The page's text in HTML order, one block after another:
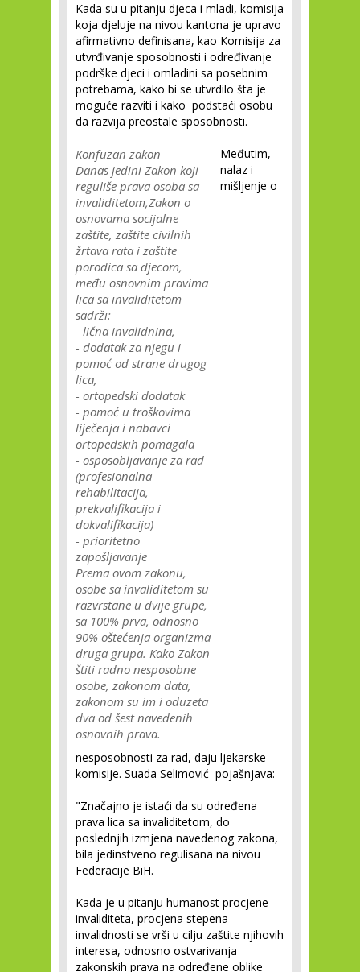
Kada su u pitanju djeca i mladi, komisija
koja djeluje na nivou kantona je upravo
afirmativno definisana, kao Komisija za
utvrđivanje sposobnosti i određivanje
podrške djeci i omladini sa posebnim
potrebama, kako bi se utvrdilo šta je
moguće razviti i kako podstaći osobu
da razvija preostale sposobnosti.
Konfuzan zakon
Danas jedini Zakon koji
reguliše prava osoba sa
invaliditetom,Zakon o
osnovama socijalne
zaštite, zaštite civilnih
žrtava rata i zaštite
porodica sa djecom,
među osnovnim pravima
lica sa invaliditetom
sadrži:
- lična invalidnina,
- dodatak za njegu i
pomoć od strane drugog
lica,
- ortopedski dodatak
- pomoć u troškovima
liječenja i nabavci
ortopedskih pomagala
- osposobljavanje za rad
(profesionalna
rehabilitacija,
prekvalifikacija i
dokvalifikacija)
- prioritetno
zapošljavanje
Prema ovom zakonu,
osobe sa invaliditetom su
razvrstane u dvije grupe,
sa 100% prva, odnosno
90% oštećenja organizma
druga grupa. Kako Zakon
štiti radno nesposobne
osobe, zakonom data,
zakonom su im i oduzeta
dva od šest navedenih
osnovnih prava.
Međutim,
nalaz i
mišljenje o
nesposobnosti za rad, daju ljekarske
komisije. Suada Selimović pojašnjava:
"Značajno je istaći da su određena
prava lica sa invaliditetom, do
poslednjih izmjena navedenog zakona,
bila jedinstveno regulisana na nivou
Federacije BiH.
Kada je u pitanju humanost procjene
invaliditeta, procjena stepena
invalidnosti se vrši u cilju zaštite njihovih
interesa, odnosno ostvarivanja
zakonskih prava na određene oblike